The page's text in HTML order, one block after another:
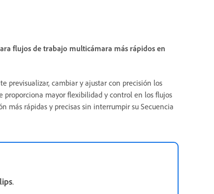
flujos de trabajo multicámara más rápidos en
previsualizar, cambiar y ajustar con precisión los
proporciona mayor flexibilidad y control en los flujos
más rápidas y precisas sin interrumpir su Secuencia
.